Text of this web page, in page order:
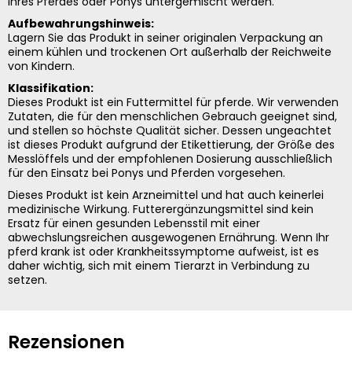
Aufbewahrungshinweis:
Lagern Sie das Produkt in seiner originalen Verpackung an
einem kühlen und trockenen Ort außerhalb der Reichweite
von Kindern.
Klassifikation:
Dieses Produkt ist ein Futtermittel für pferde. Wir verwenden
Zutaten, die für den menschlichen Gebrauch geeignet sind,
und stellen so höchste Qualität sicher. Dessen ungeachtet
ist dieses Produkt aufgrund der Etikettierung, der Größe des
Messlöffels und der empfohlenen Dosierung ausschließlich
für den Einsatz bei Ponys und Pferden vorgesehen.
Dieses Produkt ist kein Arzneimittel und hat auch keinerlei
medizinische Wirkung. Futterergänzungsmittel sind kein
Ersatz für einen gesunden Lebensstil mit einer
abwechslungsreichen ausgewogenen Ernährung. Wenn Ihr
pferd krank ist oder Krankheitssymptome aufweist, ist es
daher wichtig, sich mit einem Tierarzt in Verbindung zu
setzen.
Rezensionen